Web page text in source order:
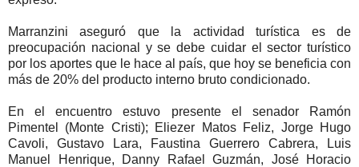
Marranzini aseguró que la actividad turística es de
preocupación nacional y se debe cuidar el sector turístico
por los aportes que le hace al país, que hoy se beneficia con
más de 20% del producto interno bruto condicionado.
En el encuentro estuvo presente el senador Ramón
Pimentel (Monte Cristi); Eliezer Matos Feliz, Jorge Hugo
Cavoli, Gustavo Lara, Faustina Guerrero Cabrera, Luis
Manuel Henrique, Danny Rafael Guzmán, José Horacio